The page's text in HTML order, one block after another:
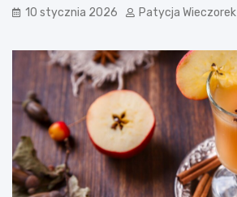
10 stycznia 2026 Patycja Wieczorek